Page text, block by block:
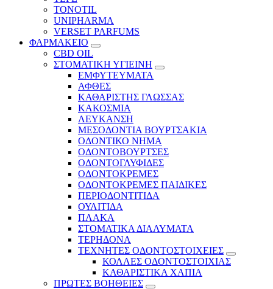
TONOTIL
UNIPHARMA
VERSET PARFUMS
ΦΑΡΜΑΚΕΙΟ
CBD OIL
ΣΤΟΜΑΤΙΚΗ ΥΓΙΕΙΝΗ
ΕΜΦΥΤΕΥΜΑΤΑ
ΑΦΘΕΣ
ΚΑΘΑΡΙΣΤΗΣ ΓΛΩΣΣΑΣ
ΚΑΚΟΣΜΙΑ
ΛΕΥΚΑΝΣΗ
ΜΕΣΟΔΟΝΤΙΑ ΒΟΥΡΤΣΑΚΙΑ
ΟΔΟΝΤΙΚΟ ΝΗΜΑ
ΟΔΟΝΤΟΒΟΥΡΤΣΕΣ
ΟΔΟΝΤΟΓΛΥΦΙΔΕΣ
ΟΔΟΝΤΟΚΡΕΜΕΣ
ΟΔΟΝΤΟΚΡΕΜΕΣ ΠΑΙΔΙΚΕΣ
ΠΕΡΙΟΔΟΝΤΙΤΙΔΑ
ΟΥΛΙΤΙΔΑ
ΠΛΑΚΑ
ΣΤΟΜΑΤΙΚΑ ΔΙΑΛΥΜΑΤΑ
ΤΕΡΗΔΟΝΑ
ΤΕΧΝΗΤΕΣ ΟΔΟΝΤΟΣΤΟΙΧΕΙΕΣ
ΚΟΛΛΕΣ ΟΔΟΝΤΟΣΤΟΙΧΙΑΣ
ΚΑΘΑΡΙΣΤΙΚΑ ΧΑΠΙΑ
ΠΡΩΤΕΣ ΒΟΗΘΕΙΕΣ